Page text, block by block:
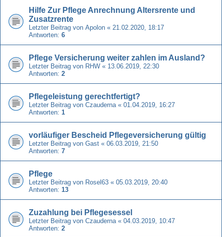
Hilfe Zur Pflege Anrechnung Altersrente und
Zusatzrente
Letzter Beitrag von Apolon « 21.02.2020, 18:17
Antworten: 6
Pflege Versicherung weiter zahlen im Ausland?
Letzter Beitrag von RHW « 13.06.2019, 22:30
Antworten: 2
Pflegeleistung gerechtfertigt?
Letzter Beitrag von Czauderna « 01.04.2019, 16:27
Antworten: 1
vorläufiger Bescheid Pflegeversicherung gültig
Letzter Beitrag von Gast « 06.03.2019, 21:50
Antworten: 7
Pflege
Letzter Beitrag von Rosel63 « 05.03.2019, 20:40
Antworten: 13
Zuzahlung bei Pflegesessel
Letzter Beitrag von Czauderna « 04.03.2019, 10:47
Antworten: 2